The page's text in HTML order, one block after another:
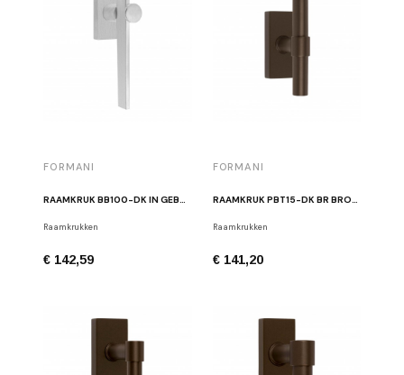
FORMANI
Raamkrukken
€ 142,59
FORMANI
Raamkrukken
€ 141,20